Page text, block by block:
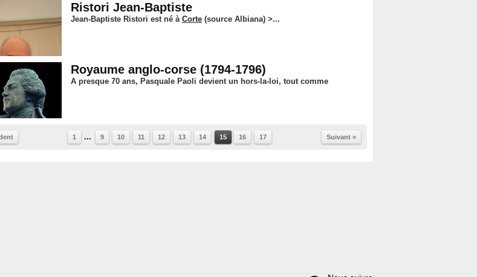
Ristori Jean-Baptiste
Jean-Baptiste Ristori est né à Corte (source Albiana) >...
Royaume anglo-corse (1794-1796)
A presque 70 ans, Pasquale Paoli devient un hors-la-loi, tout comme
Suivant »
1 ... 9 10 11 12 13 14 15 16 17